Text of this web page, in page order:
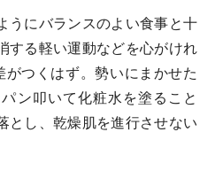
うにバランスのよい食事と十
する軽い運動などを心がけれ
つくはず。勢いにまかせた
ン叩いて化粧水を塗ること
とし、乾燥肌を進行させない